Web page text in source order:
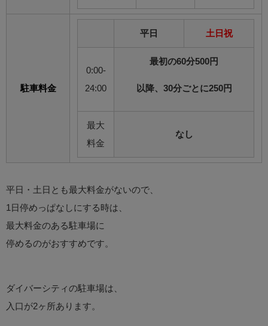
駐車料金
平日 土日祝
0:00-
24:00
最初の60分500円
以降、30分ごとに250円
最大
料金
なし
平日・土日とも最大料金がないので、
1日停めっぱなしにする時は、
最大料金のある駐車場に
停めるのがおすすめです。
ダイバーシティの駐車場は、
入口が2ヶ所あります。